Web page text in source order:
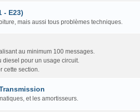
- E23)
mais aussi tous problèmes techniques.
au minimum 100 messages.
diesel pour un usage circuit.
cette section.
et les amortisseurs.